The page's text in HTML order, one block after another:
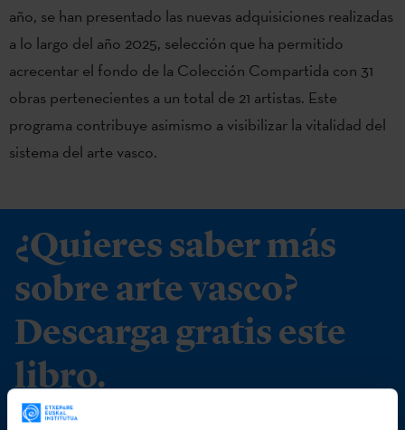
año, se han presentado las nuevas adquisiciones realizadas
a lo largo del año 2025, selección que ha permitido
acrecentar el fondo de la Colección Compartida con 31
obras pertenecientes a un total de 21 artistas. Este
programa contribuye asimismo a visibilizar la vitalidad del
sistema del arte vasco.
¿Quieres saber más
sobre arte vasco?
Descarga gratis este
libro.